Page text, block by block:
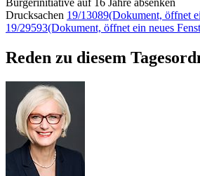
Drucksachen 19/13089(Dokument, öffnet
19/29593(Dokument, öffnet ein neues
Reden zu diesem